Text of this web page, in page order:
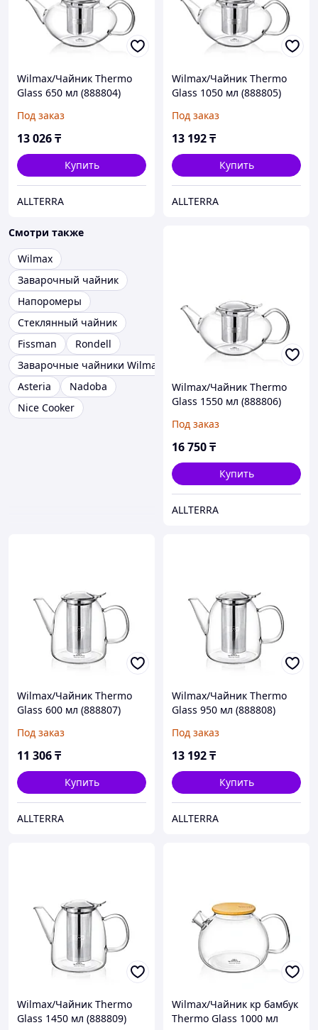
Wilmax/Чайник Thermo
Glass 650 мл (888804)
Под заказ
13 026₸
Купить
ALLTERRA
Wilmax/Чайник Thermo
Glass 1050 мл (888805)
Под заказ
13 192₸
Купить
ALLTERRA
Смотри также
Wilmax
Заварочный чайник
Напоромеры
Стеклянный чайник
Fissman
Rondell
Заварочные чайники Wilmax
Asteria
Nadoba
Nice Cooker
Wilmax/Чайник Thermo
Glass 1550 мл (888806)
Под заказ
16 750₸
Купить
ALLTERRA
Wilmax/Чайник Thermo
Glass 600 мл (888807)
Под заказ
11 306₸
Купить
ALLTERRA
Wilmax/Чайник Thermo
Glass 950 мл (888808)
Под заказ
13 192₸
Купить
ALLTERRA
Wilmax/Чайник Thermo
Glass 1450 мл (888809)
Wilmax/Чайник кр бамбук
Thermo Glass 1000 мл